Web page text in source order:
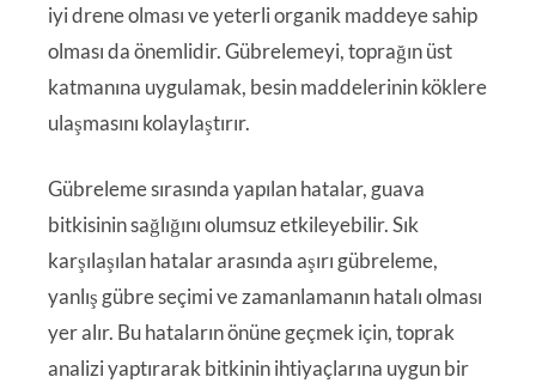
iyi drene olması ve yeterli organik maddeye sahip
olması da önemlidir. Gübrelemeyi, toprağın üst
katmanına uygulamak, besin maddelerinin köklere
ulaşmasını kolaylaştırır.
Gübreleme sırasında yapılan hatalar, guava
bitkisinin sağlığını olumsuz etkileyebilir. Sık
karşılaşılan hatalar arasında aşırı gübreleme,
yanlış gübre seçimi ve zamanlamanın hatalı olması
yer alır. Bu hataların önüne geçmek için, toprak
analizi yaptırarak bitkinin ihtiyaçlarına uygun bir